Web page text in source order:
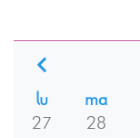
lu
ma
27
28